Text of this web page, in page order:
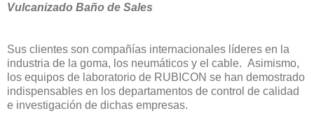
Vulcanizado Baño de Sales
Sus clientes son compañías internacionales líderes en la
industria de la goma, los neumáticos y el cable. Asimismo,
los equipos de laboratorio de RUBICON se han demostrado
indispensables en los departamentos de control de calidad
e investigación de dichas empresas.